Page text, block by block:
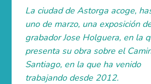
La ciudad de Astorga acoge,
uno de marzo, una exposición
grabador Jose Holguera, en la
presenta su obra sobre el
Santiago, en la que ha venido
trabajando desde 2012.